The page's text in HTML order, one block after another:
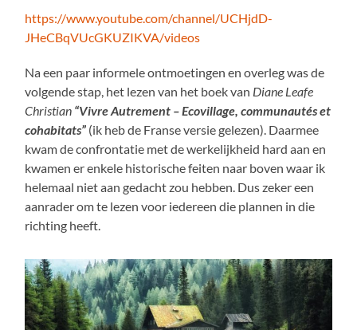
https://www.youtube.com/channel/UCHjdD-
JHeCBqVUcGKUZIKVA/videos
Na een paar informele ontmoetingen en overleg was de
volgende stap, het lezen van het boek van Diane Leafe
Christian “Vivre Autrement – Ecovillage, communautés et
cohabitats” (ik heb de Franse versie gelezen). Daarmee
kwam de confrontatie met de werkelijkheid hard aan en
kwamen er enkele historische feiten naar boven waar ik
helemaal niet aan gedacht zou hebben. Dus zeker een
aanrader om te lezen voor iedereen die plannen in die
richting heeft.